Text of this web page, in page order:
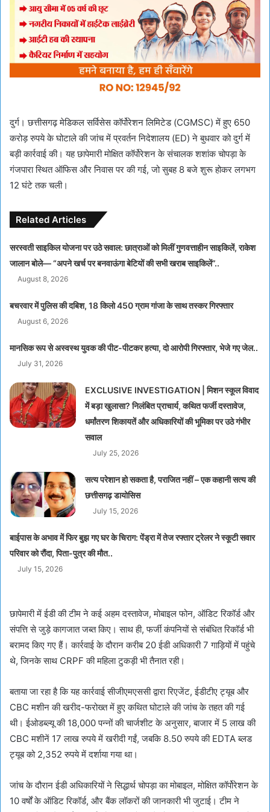
दुर्ग। छत्तीसगढ़ मेडिकल सर्विसेस कॉर्पोरेशन लिमिटेड (CGMSC) में हुए 650
करोड़ रुपये के घोटाले की जांच में प्रवर्तन निदेशालय (ED) ने बुधवार को दुर्ग में
बड़ी कार्रवाई की। यह छापेमारी मोक्षित कॉर्पोरेशन के संचालक शशांक चोपड़ा के
गंजपारा स्थित ऑफिस और निवास पर की गई, जो सुबह 8 बजे शुरू होकर लगभग
12 घंटे तक चली।
Related Articles
सरस्वती साइकिल योजना पर उठे सवाल: छात्राओं को मिलीं गुणवत्ताहीन साइकिलें, राकेश
जालान बोले— “अपने खर्च पर बनवाऊंगा बेटियों की सभी खराब साइकिलें”..
August 8, 2026
बचरवार में पुलिस की दबिश, 18 किलो 450 ग्राम गांजा के साथ तस्कर गिरफ्तार
August 6, 2026
मानसिक रूप से अस्वस्थ युवक की पीट-पीटकर हत्या, दो आरोपी गिरफ्तार, भेजे गए जेल..
July 31, 2026
EXCLUSIVE INVESTIGATION | मिशन स्कूल विवाद
में बड़ा खुलासा? निलंबित प्राचार्य, कथित फर्जी दस्तावेज,
धर्मांतरण शिकायतें और अधिकारियों की भूमिका पर उठे गंभीर
सवाल
July 25, 2026
सत्य परेशान हो सकता है, पराजित नहीं – एक कहानी सत्य की
छत्तीसगढ़ डायोसिस
July 15, 2026
बाईपास के अभाव में फिर बुझ गए घर के चिराग: पेंड्रा में तेज रफ्तार ट्रेलर ने स्कूटी सवार
परिवार को रौंदा, पिता-पुत्र की मौत..
July 15, 2026
छापेमारी में ईडी की टीम ने कई अहम दस्तावेज, मोबाइल फोन, ऑडिट रिकॉर्ड और
संपत्ति से जुड़े कागजात जब्त किए। साथ ही, फर्जी कंपनियों से संबंधित रिकॉर्ड भी
बरामद किए गए हैं। कार्रवाई के दौरान करीब 20 ईडी अधिकारी 7 गाड़ियों में पहुंचे
थे, जिनके साथ CRPF की महिला टुकड़ी भी तैनात रही।
बताया जा रहा है कि यह कार्रवाई सीजीएमएससी द्वारा रिएजेंट, ईडीटीए ट्यूब और
CBC मशीन की खरीद-फरोख्त में हुए कथित घोटाले की जांच के तहत की गई
थी। ईओडब्ल्यू की 18,000 पन्नों की चार्जशीट के अनुसार, बाजार में 5 लाख की
CBC मशीनें 17 लाख रुपये में खरीदी गईं, जबकि 8.50 रुपये की EDTA ब्लड
ट्यूब को 2,352 रुपये में दर्शाया गया था।
जांच के दौरान ईडी अधिकारियों ने सिद्धार्थ चोपड़ा का मोबाइल, मोक्षित कॉर्पोरेशन के
10 वर्षों के ऑडिट रिकॉर्ड, और बैंक लॉकरों की जानकारी भी जुटाई। टीम ने